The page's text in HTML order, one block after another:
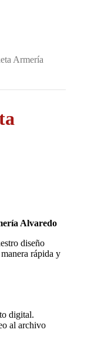
Armería
Alvaredo
diseño
rápida y
digital.
al archivo